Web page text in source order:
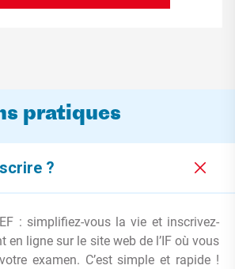
pratiques
?
: simplifiez-vous la vie et inscrivez-
en ligne sur le site web de l’IF où vous
examen. C’est simple et rapide !